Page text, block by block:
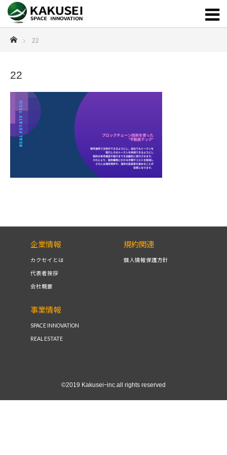
ホーム
22
22
企業情報
カクセイとは
代表者挨拶
会社概要
規約関連
個人情報保護方針
事業情報
SPACE INNOVATION
REAL ESTATE
©2019 Kakuseiｰinc.all rights reserved